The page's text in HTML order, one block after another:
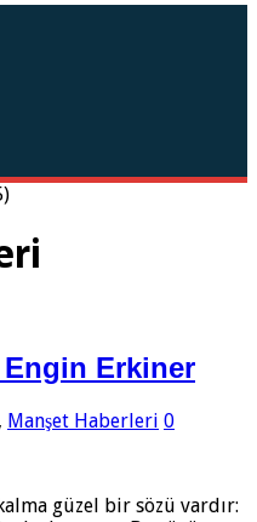
Engin Erkiner
, Manşet Haberleri 0
güzel bir sözü vardır: